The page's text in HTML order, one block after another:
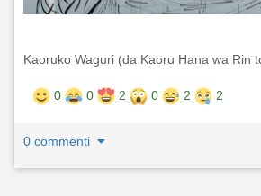
Kaoruko Waguri (da Kaoru Hana wa Rin
0 0 2 0 2 2
0 commenti